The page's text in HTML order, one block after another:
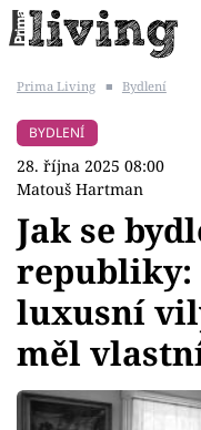
BYDLENÍ SLAVNÝCH
Témata
Bydlení
Zahrada
Prima Living ■ Bydlení
BYDLENÍ
28. října 2025 08:00
Matouš Hartman
Jak se
republiky:
luxusní
měl